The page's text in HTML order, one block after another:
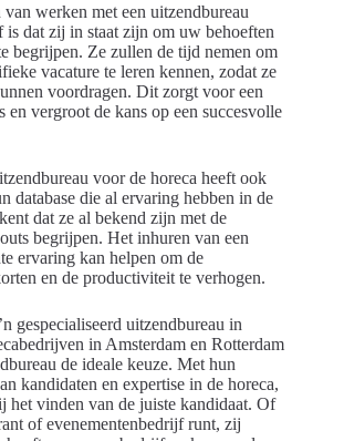
werken met een uitzendbureau
dat zij in staat zijn om uw behoeften
begrijpen. Ze zullen de tijd nemen om
vacature te leren kennen, zodat ze
voordragen. Dit zorgt voor een
en vergroot de kans op een succesvolle
voor de horeca heeft ook
database die al ervaring hebben in de
dat ze al bekend zijn met de
begrijpen. Het inhuren van een
ervaring kan helpen om de
en de productiviteit te verhogen.
gespecialiseerd uitzendbureau in
in Amsterdam en Rotterdam
de ideale keuze. Met hun
kandidaten en expertise in de horeca,
het vinden van de juiste kandidaat. Of
of evenementenbedrijf runt, zij